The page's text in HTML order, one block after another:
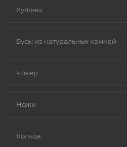
Кулоны
Бусы из натуральных камней
Чокер
Ножи
Кольца